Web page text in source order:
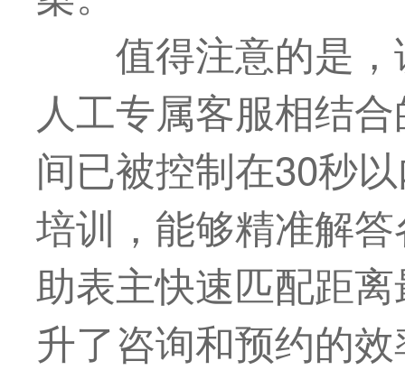
值得注意的是
人工专属客服相结
间已被控制在30秒
培训，能够精准解
助表主快速匹配距离
升了咨询和预约的